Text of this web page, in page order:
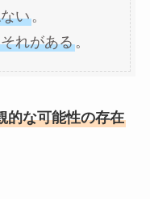
い。
れがある。
的な可能性の存在